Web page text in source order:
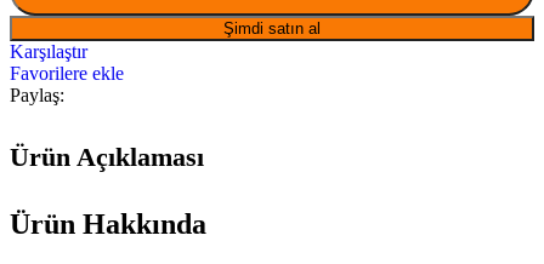
Şimdi satın al
Karşılaştır
Favorilere ekle
Paylaş:
Ürün Açıklaması
Ürün Hakkında